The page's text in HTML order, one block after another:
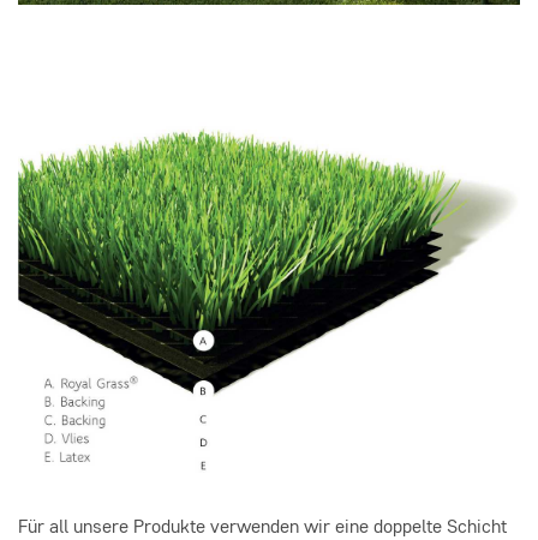
Für all unsere Produkte verwenden wir eine doppelte Schicht